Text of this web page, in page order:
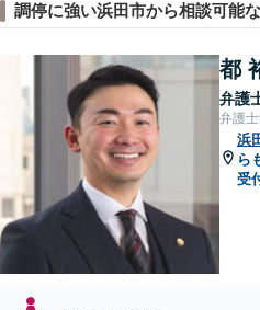
調停に強い浜田市から相談可能
都
弁護
弁護
浜
ら
受